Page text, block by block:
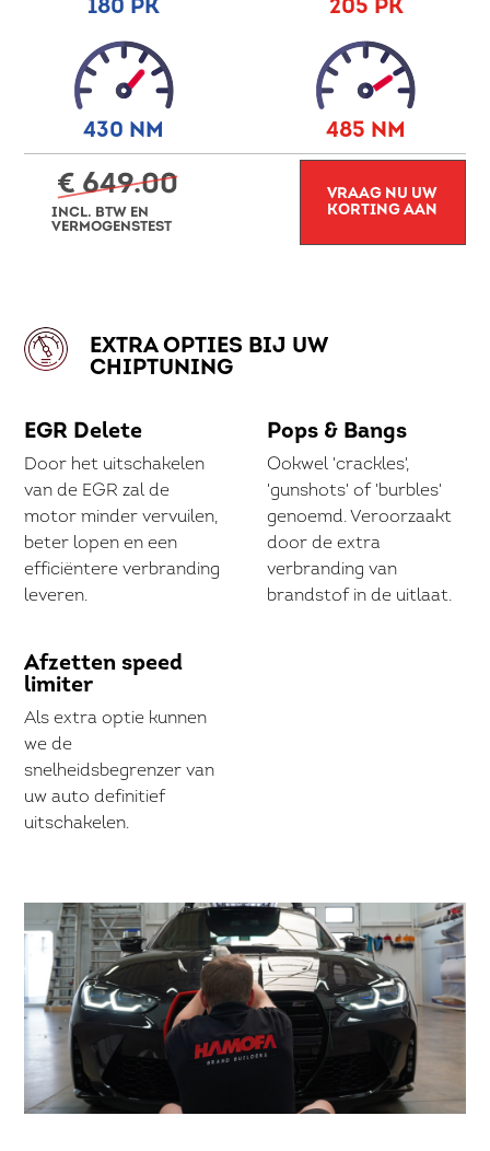
180 PK
430 NM
205 PK
485 NM
€ 649.00
INCL. BTW EN
VERMOGENSTEST
VRAAG NU UW
KORTING AAN
EXTRA OPTIES BIJ UW
CHIPTUNING
EGR Delete
Door het uitschakelen
van de EGR zal de
motor minder vervuilen,
beter lopen en een
efficiëntere verbranding
leveren.
Pops & Bangs
Ookwel 'crackles',
'gunshots' of 'burbles'
genoemd. Veroorzaakt
door de extra
verbranding van
brandstof in de uitlaat.
Afzetten speed
limiter
Als extra optie kunnen
we de
snelheidsbegrenzer van
uw auto definitief
uitschakelen.